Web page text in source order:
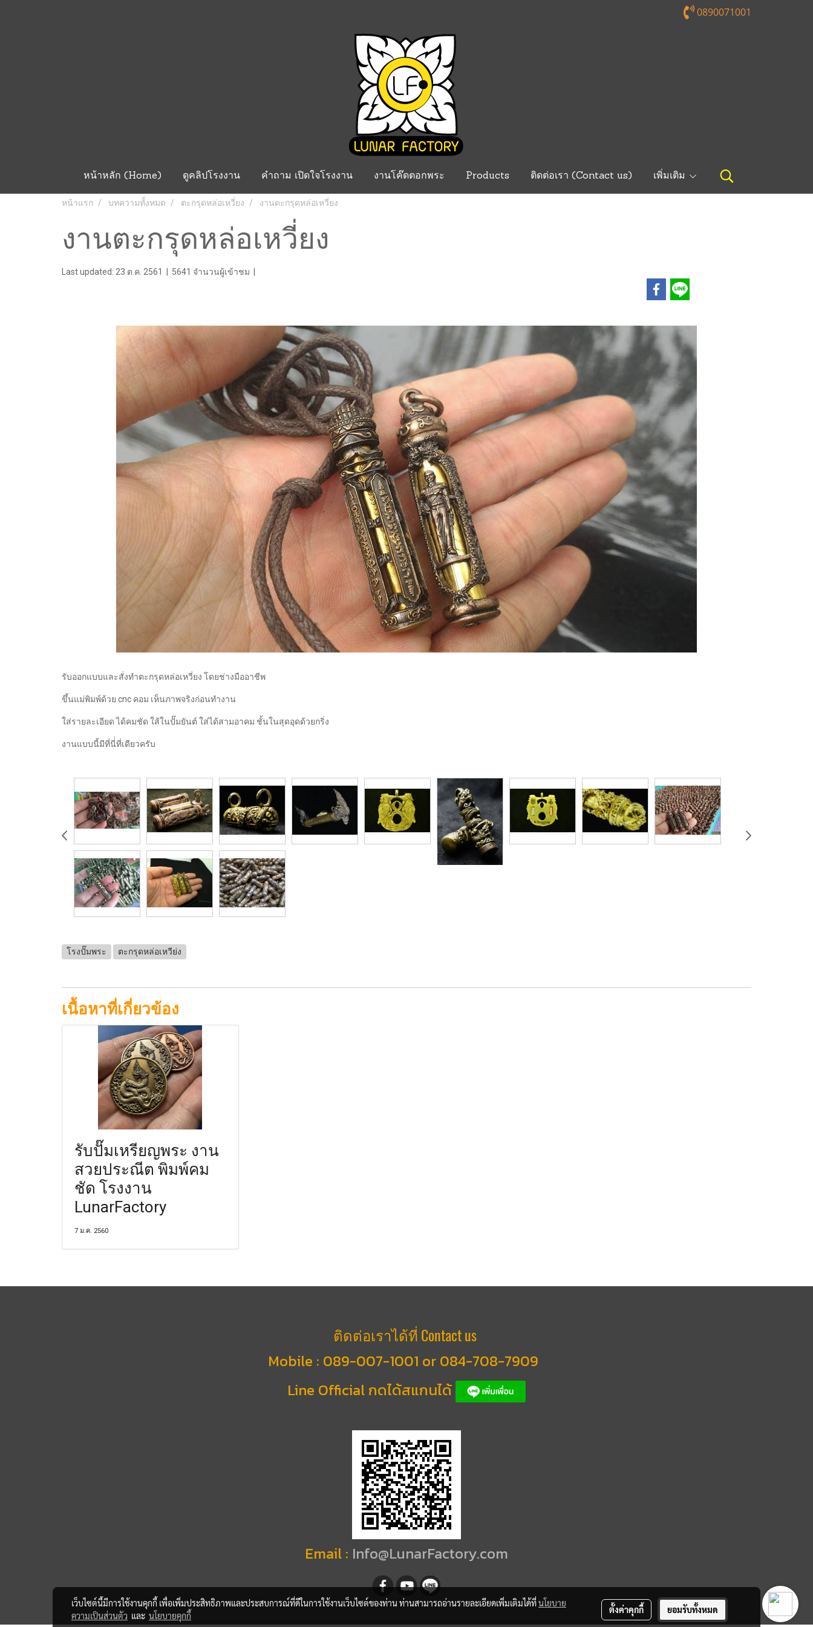
0890071001
หน้าหลัก (Home) ดูคลิปโรงงาน คำถาม เปิดใจโรงงาน งานโค๊ดตอกพระ Products ติดต่อเรา (Contact us) เพิ่มเติม
หน้าแรก บทความทั้งหมด ตะกรุดหล่อเหวี่ยง งานตะกรุดหล่อเหวี่ยง
งานตะกรุดหล่อเหวี่ยง
Last updated: 23 ต.ค. 2561 5641 จำนวนผู้เข้าชม
รับออกแบบและสั่งทำตะกรุดหล่อเหวี่ยง โดยช่างมืออาชีพ
ขึ้นแม่พิมพ์ด้วย cnc คอม เห็นภาพจริงก่อนทำงาน
ใส่รายละเอียด ได้คมชัด ใส้ในปั๊มยันต์ ใส่ได้สามอาคม ชั้นในสุดอุดด้วยกริ่ง
งานแบบนี้มีที่นี่่ที่เดียวครับ
โรงปั๊มพระ ตะกรุดหล่อเหวีย่ง
เนื้อหาที่เกี่ยวข้อง
รับปั๊มเหรียญพระ งาน
สวยประณีต พิมพ์คม
ชัด โรงงาน
LunarFactory
7 ม.ค. 2560
ติดต่อเราได้ที่ Contact us
Mobile : 089-007-1001 or 084-708-7909
Line Official กดได้สแกนได้
Email : Info@LunarFactory.com
เว็บไซต์นี้มีการใช้งานคุกกี้ เพื่อเพิ่มประสิทธิภาพและประสบการณ์ที่ดีในการใช้งานเว็บไซต์ของท่าน ท่านสามารถอ่านรายละเอียดเพิ่มเติมได้ที่นโยบาย
ความเป็นส่วนตัว และ นโยบายคุกกี้
ตั้งค่าคุกกี้ ยอมรับทั้งหมด